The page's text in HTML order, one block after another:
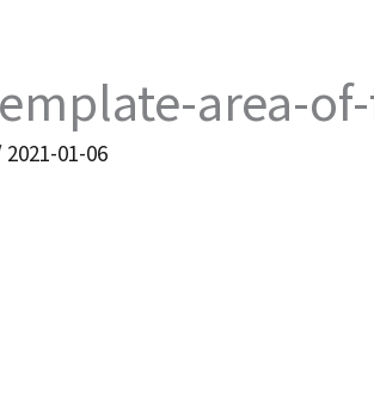
area-
2021-01-06